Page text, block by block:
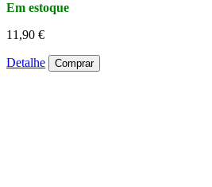
Em estoque
11,90 €
Detalhe Comprar